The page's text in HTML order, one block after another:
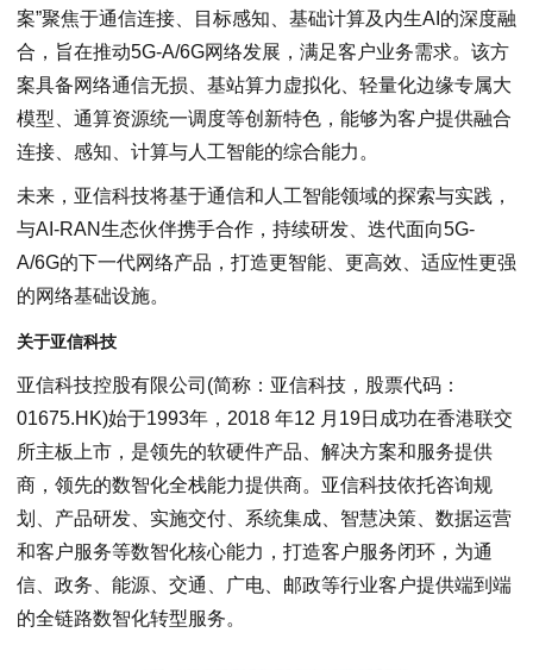
案”聚焦于通信连接、目标感知、基础计算及内生AI的深度融
合，旨在推动5G-A/6G网络发展，满足客户业务需求。该方
案具备网络通信无损、基站算力虚拟化、轻量化边缘专属大
模型、通算资源统一调度等创新特色，能够为客户提供融合
连接、感知、计算与人工智能的综合能力。
未来，亚信科技将基于通信和人工智能领域的探索与实践，
与AI-RAN生态伙伴携手合作，持续研发、迭代面向5G-
A/6G的下一代网络产品，打造更智能、更高效、适应性更强
的网络基础设施。
关于亚信科技
亚信科技控股有限公司(简称：亚信科技，股票代码：
01675.HK)始于1993年，2018 年12 月19日成功在香港联交
所主板上市，是领先的软硬件产品、解决方案和服务提供
商，领先的数智化全栈能力提供商。亚信科技依托咨询规
划、产品研发、实施交付、系统集成、智慧决策、数据运营
和客户服务等数智化核心能力，打造客户服务闭环，为通
信、政务、能源、交通、广电、邮政等行业客户提供端到端
的全链路数智化转型服务。